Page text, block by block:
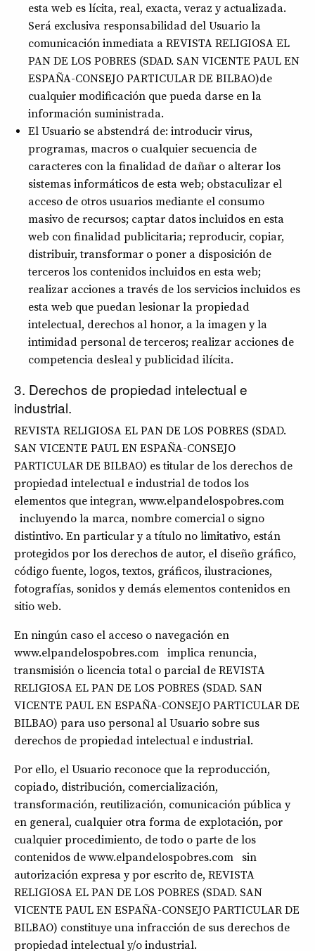
esta web es lícita, real, exacta, veraz y actualizada.
Será exclusiva responsabilidad del Usuario la
comunicación inmediata a REVISTA RELIGIOSA EL
PAN DE LOS POBRES (SDAD. SAN VICENTE PAUL EN
ESPAÑA-CONSEJO PARTICULAR DE BILBAO)de
cualquier modificación que pueda darse en la
información suministrada.
El Usuario se abstendrá de: introducir virus,
programas, macros o cualquier secuencia de
caracteres con la finalidad de dañar o alterar los
sistemas informáticos de esta web; obstaculizar el
acceso de otros usuarios mediante el consumo
masivo de recursos; captar datos incluidos en esta
web con finalidad publicitaria; reproducir, copiar,
distribuir, transformar o poner a disposición de
terceros los contenidos incluidos en esta web;
realizar acciones a través de los servicios incluidos es
esta web que puedan lesionar la propiedad
intelectual, derechos al honor, a la imagen y la
intimidad personal de terceros; realizar acciones de
competencia desleal y publicidad ilícita.
3. Derechos de propiedad intelectual e
industrial.
REVISTA RELIGIOSA EL PAN DE LOS POBRES (SDAD.
SAN VICENTE PAUL EN ESPAÑA-CONSEJO
PARTICULAR DE BILBAO) es titular de los derechos de
propiedad intelectual e industrial de todos los
elementos que integran, www.elpandelospobres.com
incluyendo la marca, nombre comercial o signo
distintivo. En particular y a título no limitativo, están
protegidos por los derechos de autor, el diseño gráfico,
código fuente, logos, textos, gráficos, ilustraciones,
fotografías, sonidos y demás elementos contenidos en
sitio web.
En ningún caso el acceso o navegación en
www.elpandelospobres.com implica renuncia,
transmisión o licencia total o parcial de REVISTA
RELIGIOSA EL PAN DE LOS POBRES (SDAD. SAN
VICENTE PAUL EN ESPAÑA-CONSEJO PARTICULAR DE
BILBAO) para uso personal al Usuario sobre sus
derechos de propiedad intelectual e industrial.
Por ello, el Usuario reconoce que la reproducción,
copiado, distribución, comercialización,
transformación, reutilización, comunicación pública y
en general, cualquier otra forma de explotación, por
cualquier procedimiento, de todo o parte de los
contenidos de www.elpandelospobres.com sin
autorización expresa y por escrito de, REVISTA
RELIGIOSA EL PAN DE LOS POBRES (SDAD. SAN
VICENTE PAUL EN ESPAÑA-CONSEJO PARTICULAR DE
BILBAO) constituye una infracción de sus derechos de
propiedad intelectual y/o industrial.